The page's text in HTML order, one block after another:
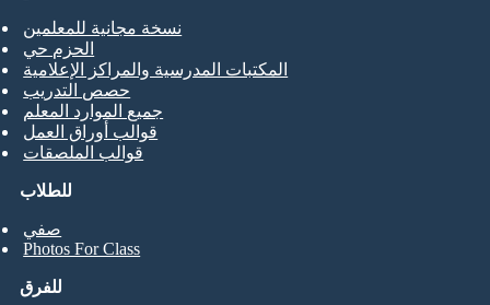
للطلاب
صفي
Photos For Class
نسخة مجانية للمعلمين
الحزم حي
المكتبات المدرسية والمراكز الإعلامية
حصص التدريب
جميع الموارد المعلم
قوالب أوراق العمل
قوالب الملصقات
للفرق